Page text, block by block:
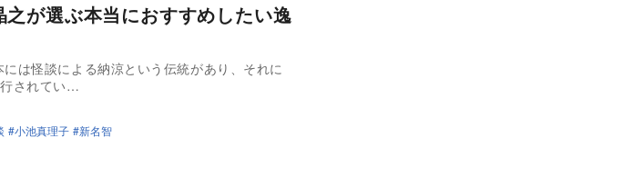
之が選ぶ本当におすすめしたい逸
は怪談による納涼という伝統があり、それに
されてい…
小池真理子 新名智